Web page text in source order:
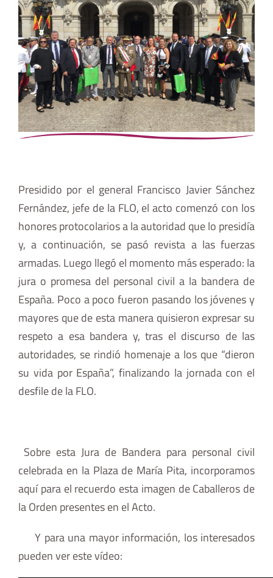
Presidido por el general Francisco Javier Sánchez
Fernández, jefe de la FLO, el acto comenzó con los
honores protocolarios a la autoridad que lo presidía
y, a continuación, se pasó revista a las fuerzas
armadas. Luego llegó el momento más esperado: la
jura o promesa del personal civil a la bandera de
España. Poco a poco fueron pasando los jóvenes y
mayores que de esta manera quisieron expresar su
respeto a esa bandera y, tras el discurso de las
autoridades, se rindió homenaje a los que “dieron
su vida por España”, finalizando la jornada con el
desfile de la FLO.
Sobre esta Jura de Bandera para personal civil
celebrada en la Plaza de María Pita, incorporamos
aquí para el recuerdo esta imagen de Caballeros de
la Orden presentes en el Acto.
Y para una mayor información, los interesados
pueden ver este vídeo: